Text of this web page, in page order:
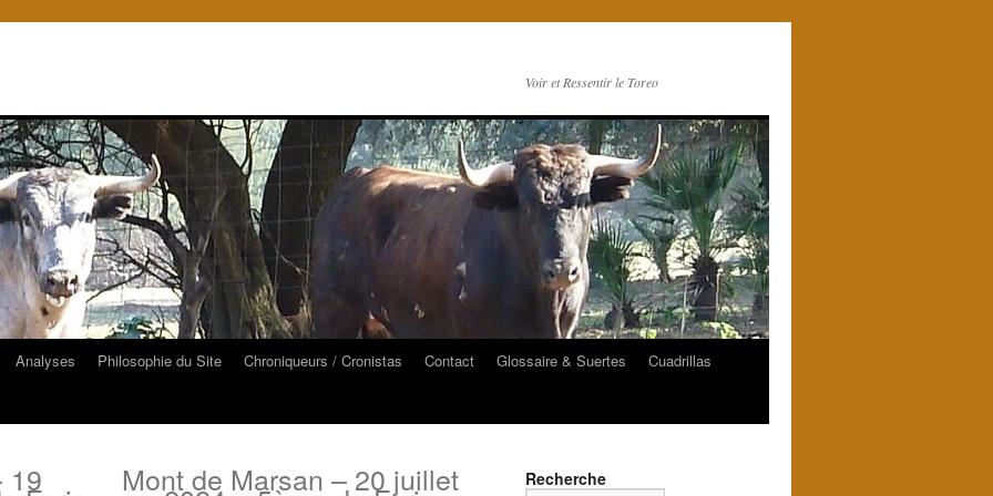
Voir et Ressentir le Toreo
Analyses Philosophie du Site Chroniqueurs / Cronistas Contact Glossaire & Suertes
Cuadrillas
19 Mont de Marsan – 20 juillet Recherche